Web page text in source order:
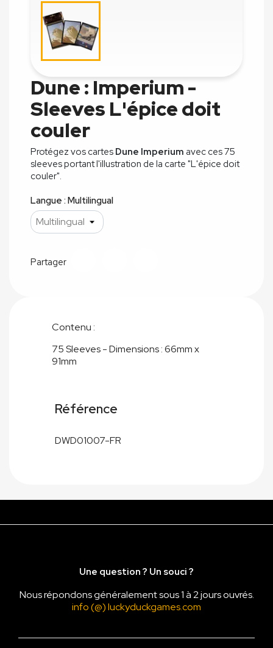
Dune : Imperium -
Sleeves L'épice doit
couler
Protégez vos cartes Dune Imperium avec ces 75
sleeves portant l'illustration de la carte "L'épice doit
couler".
Langue : Multilingual
Partager
Contenu :
75 Sleeves - Dimensions : 66mm x
91mm
Référence
DWD01007-FR
Une question ? Un souci ?
Nous répondons généralement sous 1 à 2 jours ouvrés.
info (@) luckyduckgames.com